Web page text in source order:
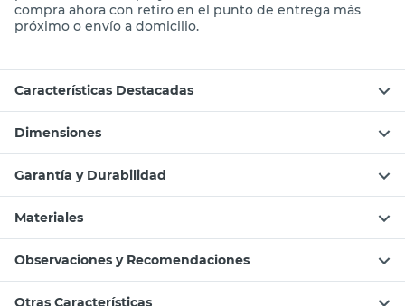
absorción
Tiempo de trabajo aproximado de 2 horas una vez
Kg Klaukol
Esta pastina se destaca por su versatilidad y excelente
terminación. Su fórmula fluida facilita la aplicación,
mientras que sus propiedades impermeables y
antihongos garantizan durabilidad en cualquier
compra ahora con retiro en el punto de entrega más
próximo o envío a domicilio.
Características Destacadas